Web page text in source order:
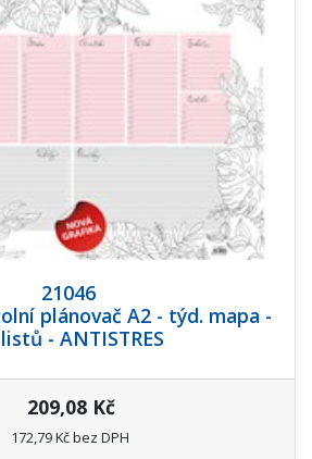
21046
plánovač A2 - týd. mapa -
- ANTISTRES
209,08 Kč
172,79 Kč bez DPH